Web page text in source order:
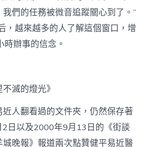
們的任務被微音追蹤關心到了。”
，越來越多的人了解這個窗口，增
辦事的信念。
滅的燈光》
人翻看過的文件夾，仍然保存著
日以及2000年9月13日的《街談
晚報》報道兩次點贊健平易近醫